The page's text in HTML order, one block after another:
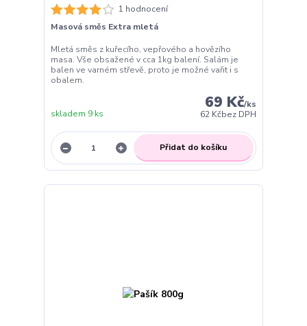
1 hodnocení
Masová směs Extra mletá
Mletá směs z kuřecího, vepřového a hovězího
masa. Vše obsažené v cca 1kg balení. Salám je
balen ve varném střevě, proto je možné vařit i s
obalem.
69 Kč/ks
62 Kčbez DPH
skladem 9 ks
Přidat do košíku